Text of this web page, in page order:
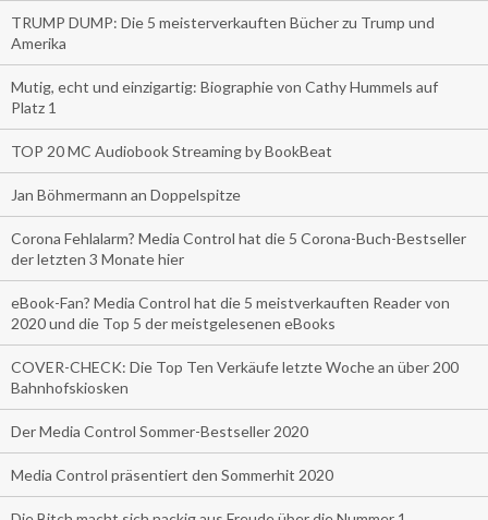
TRUMP DUMP: Die 5 meisterverkauften Bücher zu Trump und
Amerika
Mutig, echt und einzigartig: Biographie von Cathy Hummels auf
Platz 1
TOP 20 MC Audiobook Streaming by BookBeat
Jan Böhmermann an Doppelspitze
Corona Fehlalarm? Media Control hat die 5 Corona-Buch-Bestseller
der letzten 3 Monate hier
eBook-Fan? Media Control hat die 5 meistverkauften Reader von
2020 und die Top 5 der meistgelesenen eBooks
COVER-CHECK: Die Top Ten Verkäufe letzte Woche an über 200
Bahnhofskiosken
Der Media Control Sommer-Bestseller 2020
Media Control präsentiert den Sommerhit 2020